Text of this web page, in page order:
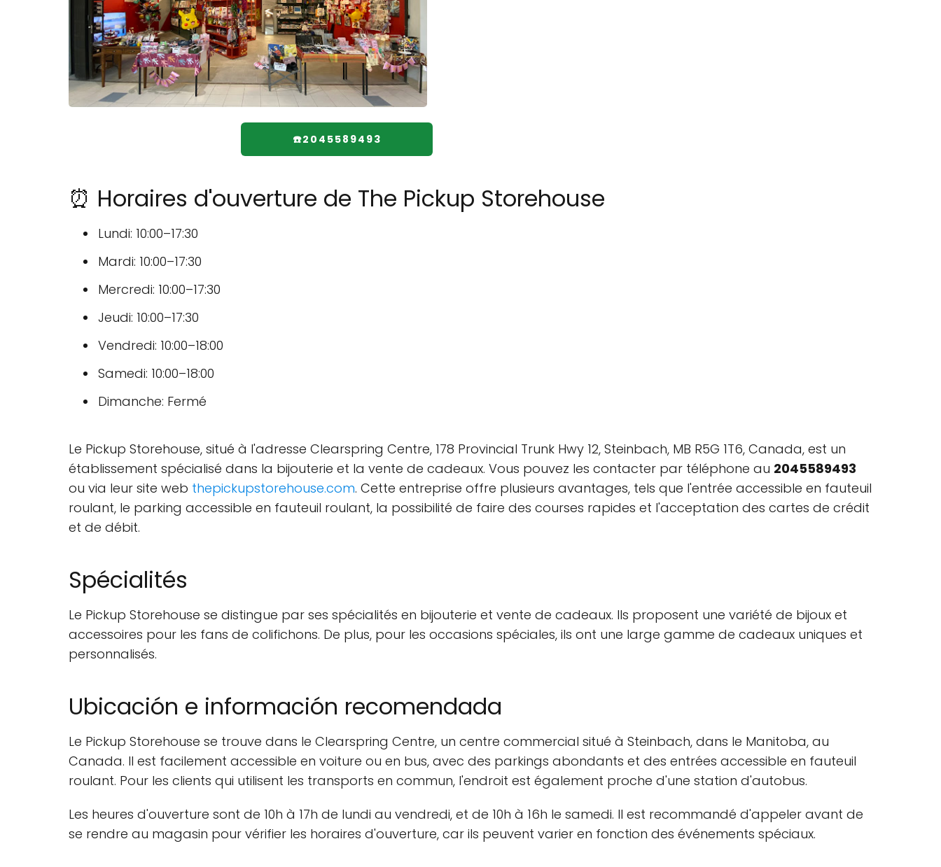
☎️2045589493
⏰ Horaires d'ouverture de The Pickup Storehouse
Lundi: 10:00–17:30
Mardi: 10:00–17:30
Mercredi: 10:00–17:30
Jeudi: 10:00–17:30
Vendredi: 10:00–18:00
Samedi: 10:00–18:00
Dimanche: Fermé
Le Pickup Storehouse, situé à l'adresse Clearspring Centre, 178 Provincial Trunk Hwy 12, Steinbach, MB R5G 1T6, Canada, est un
établissement spécialisé dans la bijouterie et la vente de cadeaux. Vous pouvez les contacter par téléphone au 2045589493
ou via leur site web thepickupstorehouse.com. Cette entreprise offre plusieurs avantages, tels que l'entrée accessible en fauteuil
roulant, le parking accessible en fauteuil roulant, la possibilité de faire des courses rapides et l'acceptation des cartes de crédit
et de débit.
Spécialités
Le Pickup Storehouse se distingue par ses spécialités en bijouterie et vente de cadeaux. Ils proposent une variété de bijoux et
accessoires pour les fans de colifichons. De plus, pour les occasions spéciales, ils ont une large gamme de cadeaux uniques et
personnalisés.
Ubicación e información recomendada
Le Pickup Storehouse se trouve dans le Clearspring Centre, un centre commercial situé à Steinbach, dans le Manitoba, au
Canada. Il est facilement accessible en voiture ou en bus, avec des parkings abondants et des entrées accessible en fauteuil
roulant. Pour les clients qui utilisent les transports en commun, l'endroit est également proche d'une station d'autobus.
Les heures d'ouverture sont de 10h à 17h de lundi au vendredi, et de 10h à 16h le samedi. Il est recommandé d'appeler avant de
se rendre au magasin pour vérifier les horaires d'ouverture, car ils peuvent varier en fonction des événements spéciaux.